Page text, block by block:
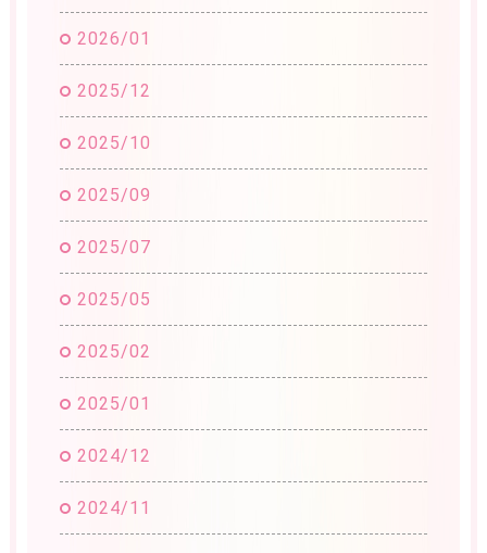
2026/01
2025/12
2025/10
2025/09
2025/07
2025/05
2025/02
2025/01
2024/12
2024/11